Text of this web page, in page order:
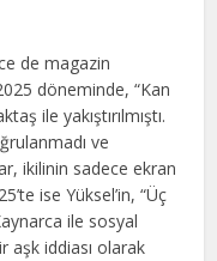
de magazin
döneminde, “Kan
ile yakıştırılmıştı.
ve
ikilinin sadece ekran
ise Yüksel’in, “Üç
ile sosyal
aşk iddiası olarak